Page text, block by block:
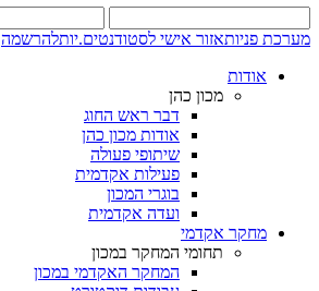
מערכת פניותאזור אישי לסטודנטים.יותלהרשמה
אודות
מכון כהן
דבר ראש החוג
אודות מכון כהן
שיתופי פעולה
פעילות אקדמית
בוגרי המכון
ועדה אקדמית
מחקר אקדמי
תחומי המחקר במכון
המחקר האקדמי במכון